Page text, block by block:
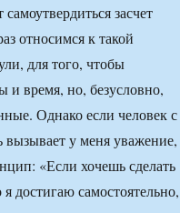
засчет
относимся к такой
для того, чтобы
и время, но, безусловно,
Однако если человек с
вызывает у меня уважение,
«Если хочешь сделать
достигаю самостоятельно,